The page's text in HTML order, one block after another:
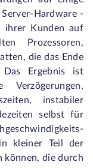
Hardware -
ihrer Kunden auf
Prozessoren,
die das Ende
Das Ergebnis ist
Verzögerungen,
instabiler
selbst für
kleiner Teil der
können, die durch